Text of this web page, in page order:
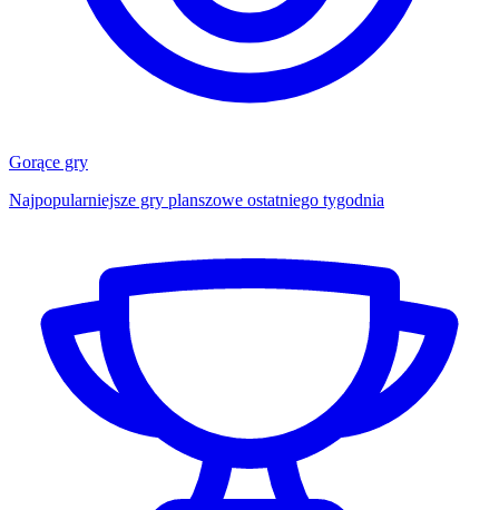
Gorące gry
Najpopularniejsze gry planszowe ostatniego tygodnia